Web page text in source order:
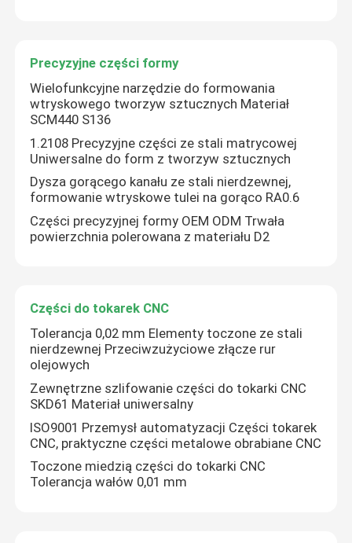
Precyzyjne części formy
Wielofunkcyjne narzędzie do formowania
wtryskowego tworzyw sztucznych Materiał
SCM440 S136
1.2108 Precyzyjne części ze stali matrycowej
Uniwersalne do form z tworzyw sztucznych
Dysza gorącego kanału ze stali nierdzewnej,
formowanie wtryskowe tulei na gorąco RA0.6
Części precyzyjnej formy OEM ODM Trwała
powierzchnia polerowana z materiału D2
Części do tokarek CNC
Tolerancja 0,02 mm Elementy toczone ze stali
nierdzewnej Przeciwzużyciowe złącze rur
olejowych
Zewnętrzne szlifowanie części do tokarki CNC
SKD61 Materiał uniwersalny
ISO9001 Przemysł automatyzacji Części tokarek
CNC, praktyczne części metalowe obrabiane CNC
Toczone miedzią części do tokarki CNC
Tolerancja wałów 0,01 mm